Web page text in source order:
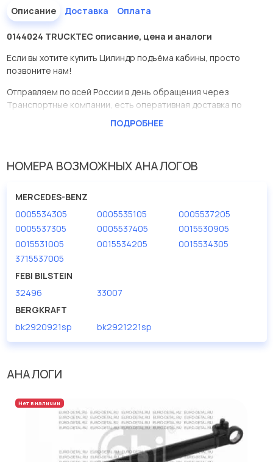
Описание Доставка Оплата
0144024 TRUCKTEC описание, цена и аналоги
Если вы хотите купить Цилиндр подъёма кабины, просто
позвоните нам!
Отправляем по всей России в день обращения через
Транспортные компании, есть оперативная доставка по
У данной детали есть аналоги с номерами, убедитесь сами.
представлены в большом ассортименте.
Мы продаем сертифицированные колодки тормозные
дисковые с гарантией от производителя TRUCKTEC.
Производитель
ПОДРОБНЕЕ
НОМЕРА ВОЗМОЖНЫХ АНАЛОГОВ
MERCEDES-BENZ
0005534305
0005535105
0005537205
0005537305
0005537405
0015530905
0015531005
0015534205
0015534305
3715537005
FEBI BILSTEIN
32496
33007
BERGKRAFT
bk2920921sp
bk2921221sp
АНАЛОГИ
Нет в наличии